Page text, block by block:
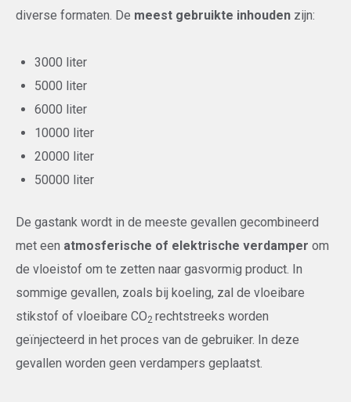
diverse formaten. De meest gebruikte inhouden zijn:
3000 liter
5000 liter
6000 liter
10000 liter
20000 liter
50000 liter
De gastank wordt in de meeste gevallen gecombineerd
met een atmosferische of elektrische verdamper om
de vloeistof om te zetten naar gasvormig product. In
sommige gevallen, zoals bij koeling, zal de vloeibare
stikstof of vloeibare CO2 rechtstreeks worden
geïnjecteerd in het proces van de gebruiker. In deze
gevallen worden geen verdampers geplaatst.